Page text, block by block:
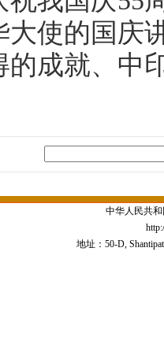
大使的国庆
的成就、中
中华人民共
地址：50-D,